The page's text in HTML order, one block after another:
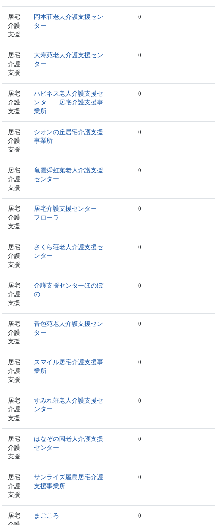
居宅
介護
支援
岡本荘老人介護支援セン
ター
0
居宅
介護
支援
大寿苑老人介護支援セン
ター
0
居宅
介護
支援
ハピネス老人介護支援セ
ンター 居宅介護支援事
業所
0
居宅
介護
支援
シオンの丘居宅介護支援
事業所
0
居宅
介護
支援
竜雲舜虹苑老人介護支援
センター
0
居宅
介護
支援
居宅介護支援センター
フローラ
0
居宅
介護
支援
さくら荘老人介護支援セ
ンター
0
居宅
介護
支援
介護支援センターほのぼ
の
0
居宅
介護
支援
香色苑老人介護支援セン
ター
0
居宅
介護
支援
スマイル居宅介護支援事
業所
0
居宅
介護
支援
すみれ荘老人介護支援セ
ンター
0
居宅
介護
支援
はなぞの園老人介護支援
センター
0
居宅
介護
支援
サンライズ屋島居宅介護
支援事業所
0
居宅
まごころ 0